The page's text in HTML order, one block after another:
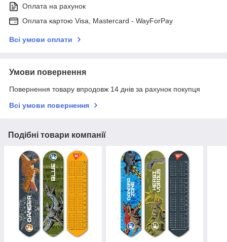
Оплата на рахунок
Оплата картою Visa, Mastercard - WayForPay
Всі умови оплати
Умови повернення
Повернення товару впродовж 14 днів за рахунок покупця
Всі умови повернення
Подібні товари компанії